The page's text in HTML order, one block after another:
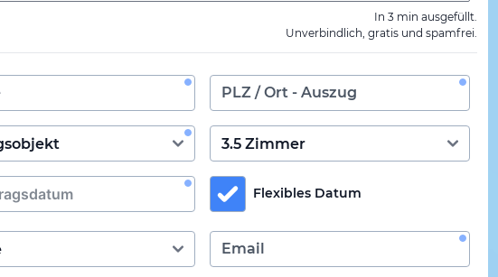
In 3 min ausgefüllt.
Unverbindlich, gratis und spamfrei.
Flexibles Datum